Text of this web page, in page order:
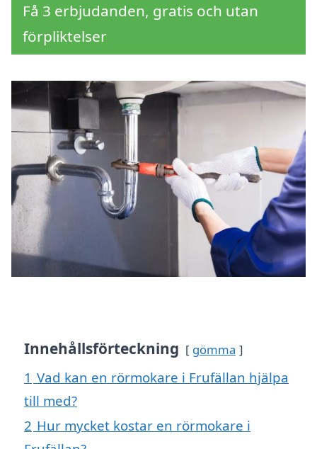
Få 3 erbjudanden, gratis och utan
förpliktelser
Innehållsförteckning gömma
1 Vad kan en rörmokare i Frufällan hjälpa
till med?
2 Hur mycket kostar en rörmokare i